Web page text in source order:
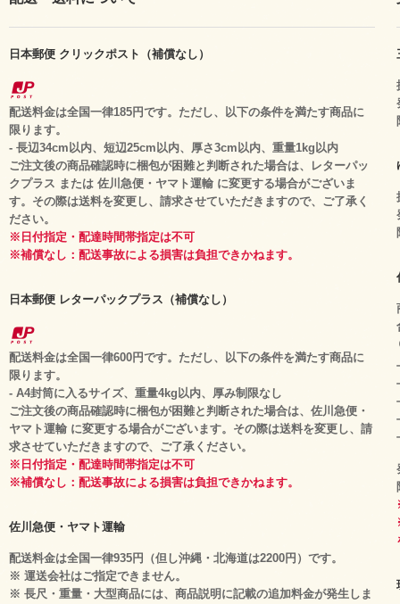
日本郵便 クリックポスト（補償なし）
配送料金は全国一律185円です。ただし、以下の条件を満たす商品に
限ります。
- 長辺34cm以内、短辺25cm以内、厚さ3cm以内、重量1kg以内
ご注文後の商品確認時に梱包が困難と判断された場合は、レターパッ
クプラス または 佐川急便・ヤマト運輸 に変更する場合がございま
す。その際は送料を変更し、請求させていただきますので、ご了承く
ださい。
※日付指定・配達時間帯指定は不可
※補償なし：配送事故による損害は負担できかねます。
日本郵便 レターパックプラス（補償なし）
配送料金は全国一律600円です。ただし、以下の条件を満たす商品に
限ります。
- A4封筒に入るサイズ、重量4kg以内、厚み制限なし
ご注文後の商品確認時に梱包が困難と判断された場合は、佐川急便・
ヤマト運輸 に変更する場合がございます。その際は送料を変更し、請
求させていただきますので、ご了承ください。
※日付指定・配達時間帯指定は不可
※補償なし：配送事故による損害は負担できかねます。
佐川急便・ヤマト運輸
配送料金は全国一律935円（但し沖縄・北海道は2200円）です。
※ 運送会社はご指定できません。
※ 長尺・重量・大型商品には、商品説明に記載の追加料金が発生しま